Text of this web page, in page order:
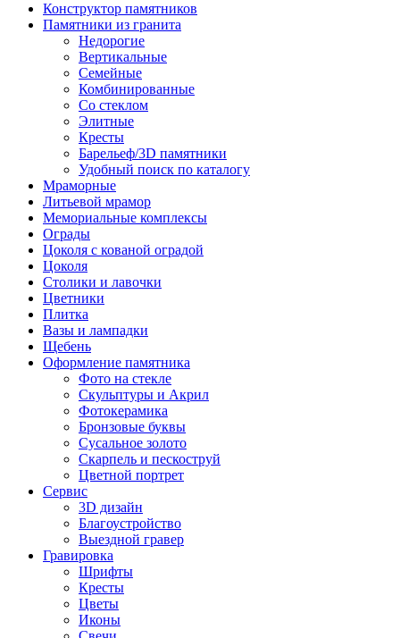
Конструктор памятников
Памятники из гранита
Недорогие
Вертикальные
Семейные
Комбинированные
Со стеклом
Элитные
Кресты
Барельеф/3D памятники
Удобный поиск по каталогу
Мраморные
Литьевой мрамор
Мемориальные комплексы
Ограды
Цоколя с кованой оградой
Цоколя
Столики и лавочки
Цветники
Плитка
Вазы и лампадки
Щебень
Оформление памятника
Фото на стекле
Скульптуры и Акрил
Фотокерамика
Бронзовые буквы
Сусальное золото
Скарпель и пескоструй
Цветной портрет
Сервис
3D дизайн
Благоустройство
Выездной гравер
Гравировка
Шрифты
Кресты
Цветы
Иконы